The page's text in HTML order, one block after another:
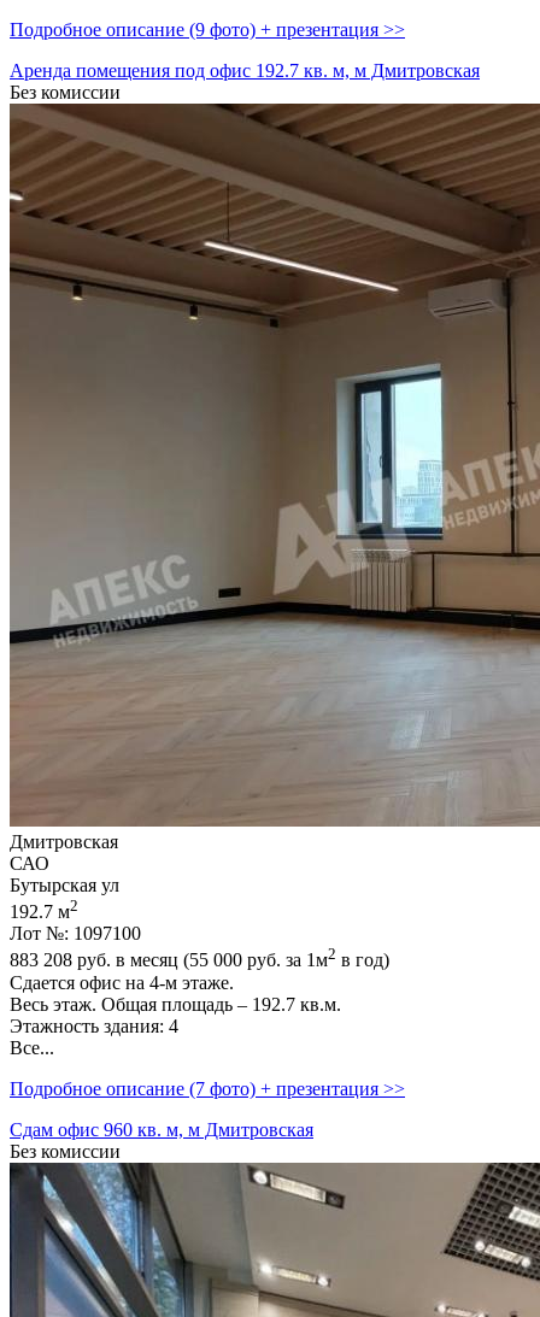
Подробное описание (9 фото) + презентация >>
Аренда помещения под офис 192.7 кв. м, м Дмитровская
Без комиссии
Дмитровская
САО
Бутырская ул
192.7 м2
Лот №: 1097100
883 208 руб. в месяц (55 000 руб. за 1м2 в год)
Сдается офис на 4-м этаже.
Весь этаж. Общая площадь – 192.7 кв.м.
Этажность здания: 4
Все...
Подробное описание (7 фото) + презентация >>
Сдам офис 960 кв. м, м Дмитровская
Без комиссии